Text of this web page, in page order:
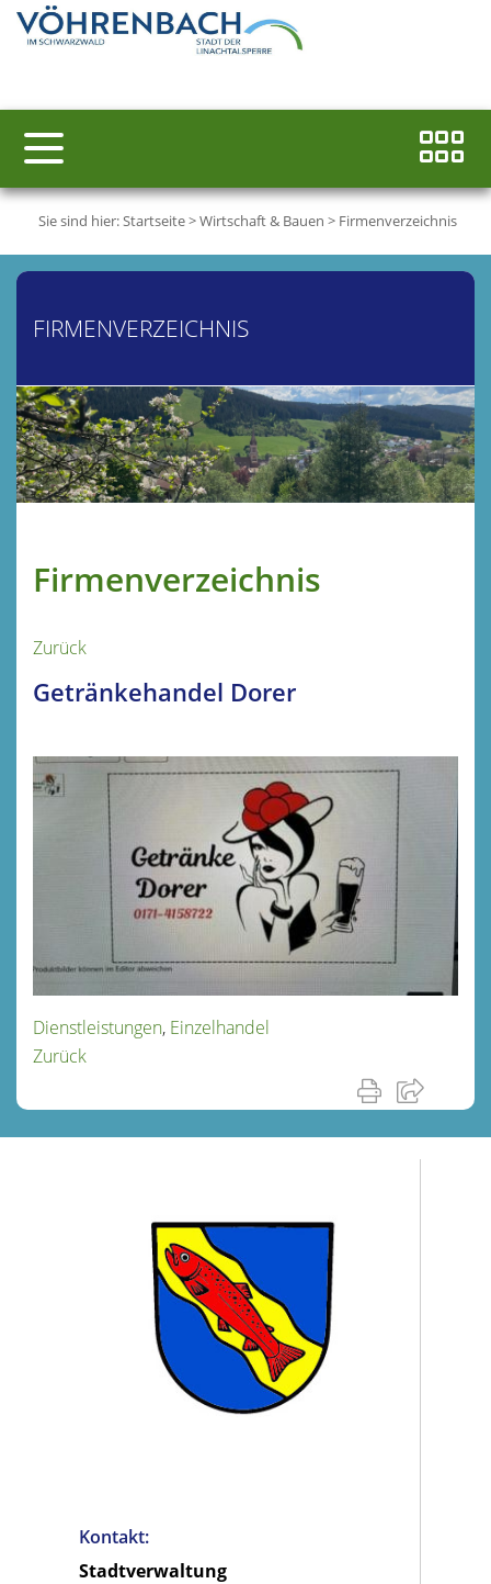
Sie sind hier:Startseite>Wirtschaft & Bauen > Firmenverzeichnis
FIRMENVERZEICHNIS
Firmenverzeichnis
Zurück
Getränkehandel Dorer
Dienstleistungen, Einzelhandel
Zurück
Kontakt:
Stadtverwaltung